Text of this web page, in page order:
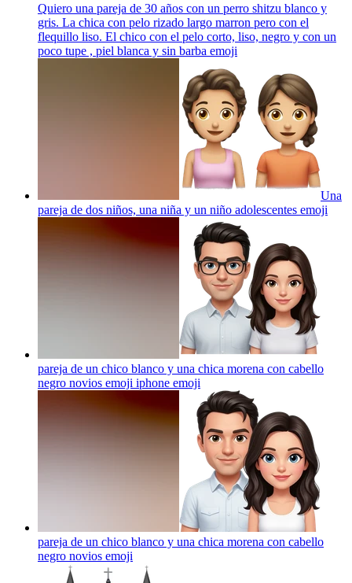
Quiero una pareja de 30 años con un perro shitzu blanco y
gris. La chica con pelo rizado largo marron pero con el
flequillo liso. El chico con el pelo corto, liso, negro y con un
poco tupe , piel blanca y sin barba emoji
Una
pareja de dos niños, una niña y un niño adolescentes emoji
pareja de un chico blanco y una chica morena con cabello
negro novios emoji iphone emoji
pareja de un chico blanco y una chica morena con cabello
negro novios emoji